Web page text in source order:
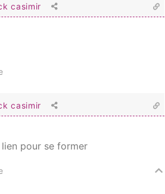
casimir
casimir
lien pour se former